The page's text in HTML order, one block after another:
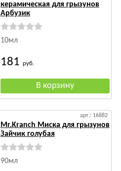
керамическая для грызунов
Арбузик
10мл
181 руб.
арт.: 16882
Mr.Kranch Миска для грызунов
Зайчик голубая
90мл